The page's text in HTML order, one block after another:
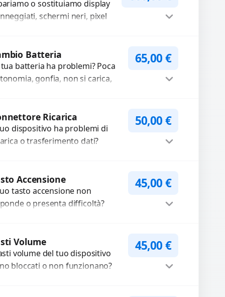
o sostituiamo display
schermi neri, pixel
sbiaditi,...
Batteria
tua batteria ha problemi? Poca
gonfia, non si carica,
65,00€
Ricarica
dispositivo ha problemi di
o trasferimento dati?
danneggiati,...
50,00€
Accensione
tasto accensione non
o presenta difficoltà?
utilizzando
di...
45,00€
Volume
volume del tuo dispositivo
bloccati o non funzionano?
45,00€